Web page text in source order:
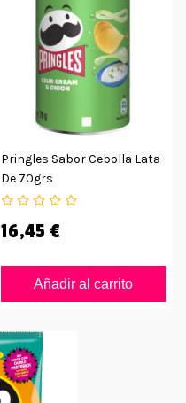
Pringles Sabor Cebolla Lata
De 70grs
16,45 €
Añadir al carrito